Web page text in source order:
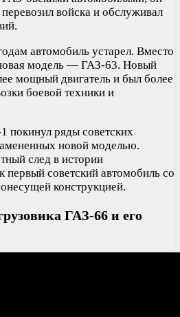
войска и обслуживал
автомобиль устарел. Вместо
модель — ГАЗ-63. Новый
мощный двигатель и был более
боевой техники и
покинул ряды советских
новой моделью.
след в истории
первый советский автомобиль со
конструкцией.
ГАЗ-66 и его